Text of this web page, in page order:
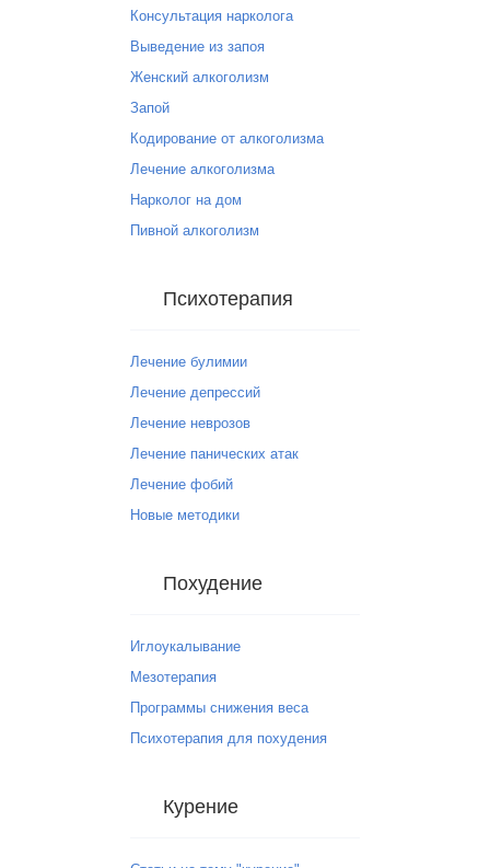
Консультация нарколога
Выведение из запоя
Женский алкоголизм
Запой
Кодирование от алкоголизма
Лечение алкоголизма
Нарколог на дом
Пивной алкоголизм
Психотерапия
Лечение булимии
Лечение депрессий
Лечение неврозов
Лечение панических атак
Лечение фобий
Новые методики
Похудение
Иглоукалывание
Мезотерапия
Программы снижения веса
Психотерапия для похудения
Курение